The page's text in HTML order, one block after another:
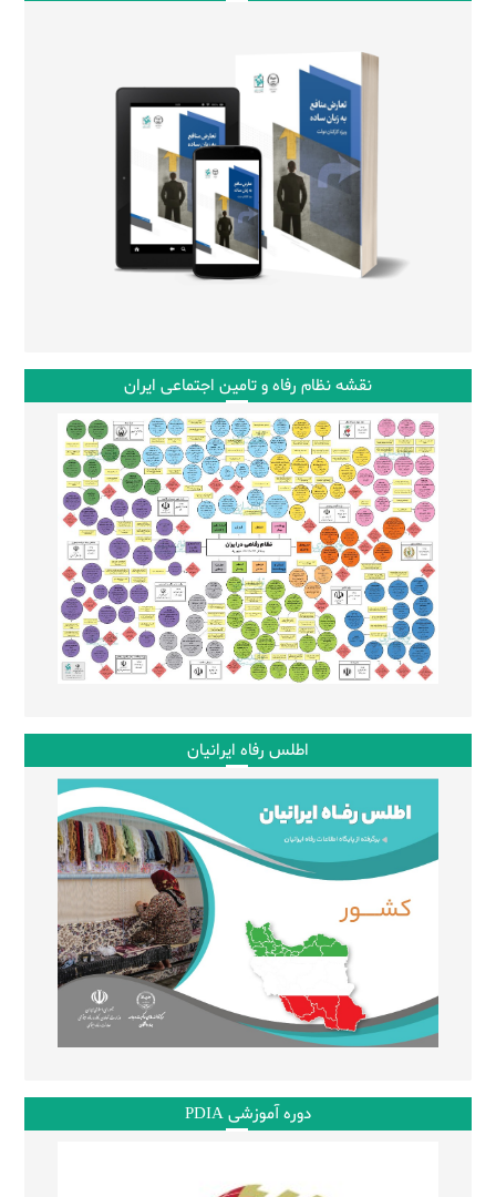
نقشه نظام رفاه و تامین اجتماعی ایران
اطلس رفاه ایرانیان
دوره آموزشی PDIA